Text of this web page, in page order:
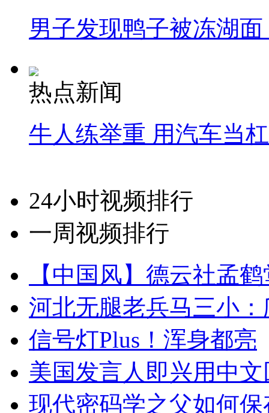
男子发现鸭子被冻湖
热点新闻
牛人练举重 用汽车当
24小时视频排行
一周视频排行
【中国风】德云社孟
河北无腿老兵马三小
信号灯Plus！浑身都亮
美国发言人即兴用中
现代密码学之父如何